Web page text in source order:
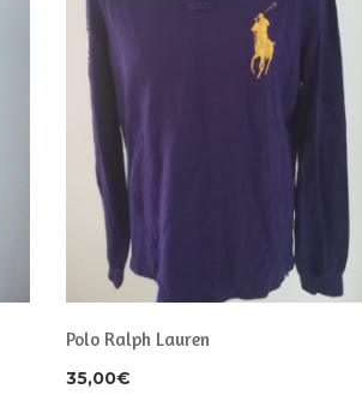
Polo Ralph Lauren
35,00€